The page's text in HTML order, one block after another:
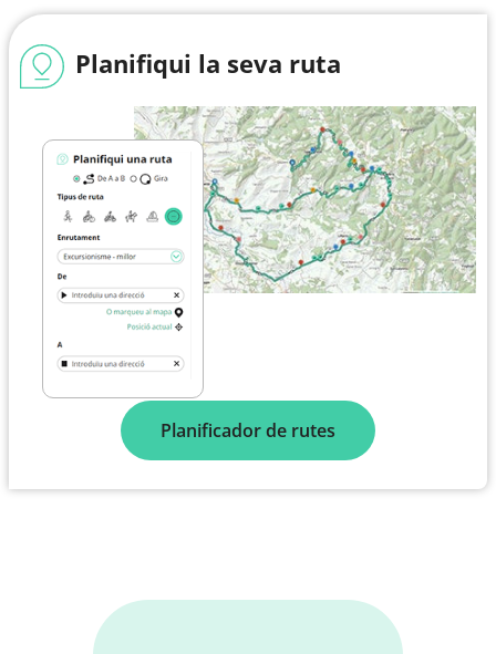
Planifiqui la seva ruta
Planificador de rutes